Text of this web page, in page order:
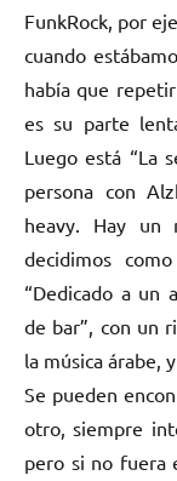
FunkRock, por
cuando
había que
es su parte
Luego está “La
persona con
heavy. Hay un
decidimos
“Dedicado a un
de bar”, con un
la música árabe,
Se pueden
otro, siempre
pero si no fuera